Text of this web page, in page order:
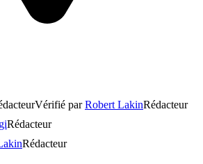
Vérifié parRobert LakinRédacteur
Rédacteur
Rédacteur